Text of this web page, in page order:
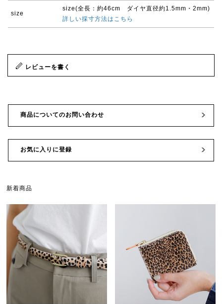
size
size(全長：約46cm ダイヤ直径約1.5mm・2mm)
詳しい採寸方法はこちら
レビューを書く
商品についてのお問い合わせ
お気に入りに登録
新着商品